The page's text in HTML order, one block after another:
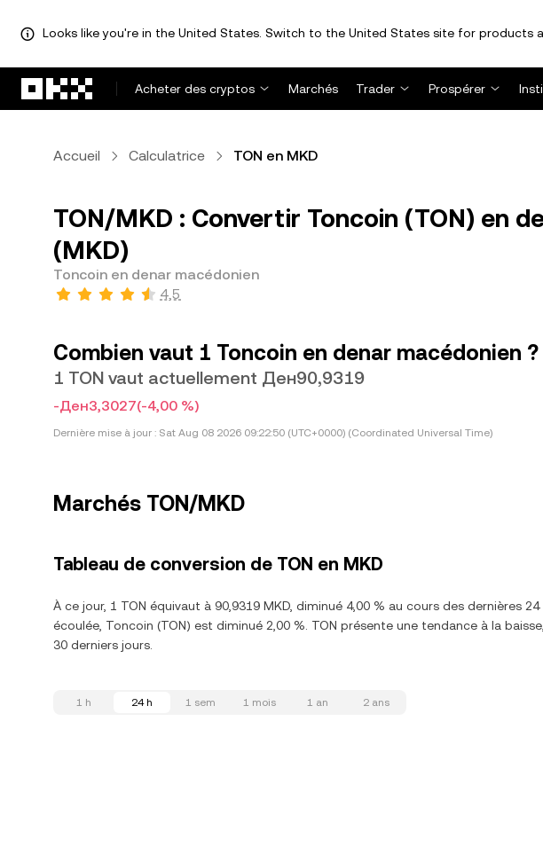
Looks like you're in the United States. Switch to the United States site for products
Acheter des cryptos
Marchés Trader Prospérer
Accueil Calculatrice TON en MKD
TON/MKD : Convertir Toncoin (TON) en
(MKD)
Toncoin en denar macédonien
4,5
Combien vaut 1 Toncoin en denar macédonien ?
1 TON vaut actuellement Ден90,9319
-Ден3,3027(-4,00 %)
Dernière mise à jour : Sat Aug 08 2026 09:22:50 (UTC+0000) (Coordinated Universal Time)
Marchés TON/MKD
Tableau de conversion de TON en MKD
À ce jour, 1 TON équivaut à 90,9319 MKD, diminué 4,00 % au cours des dernières
écoulée, Toncoin (TON) est diminué 2,00 %. TON présente une tendance à la
30 derniers jours.
1 h 24 h 1 sem 1 mois 1 an 2 ans